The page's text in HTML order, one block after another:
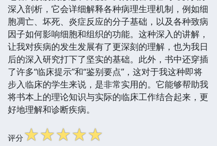
深入剖析，它会详细解释各种病理生理机制，例如细
胞凋亡、坏死、炎症反应的分子基础，以及各种致病
因子如何影响细胞和组织的功能。这种深入的讲解，
让我对疾病的发生发展有了更深刻的理解，也为我日
后的深入研究打下了坚实的基础。此外，书中还穿插
了许多“临床提示”和“鉴别要点”，这对于我这种即将
步入临床的学生来说，是非常实用的。它能够帮助我
将书本上的理论知识与实际的临床工作结合起来，更
好地理解和诊断疾病。
评分☆☆☆☆☆